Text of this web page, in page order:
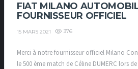
FIAT MILANO
FOURNISSEUR OFFICIEL
15 MARS 2021 376
Merci à notre fournisseur officiel Milano
le 500 ème match de Céline DUMERC lors